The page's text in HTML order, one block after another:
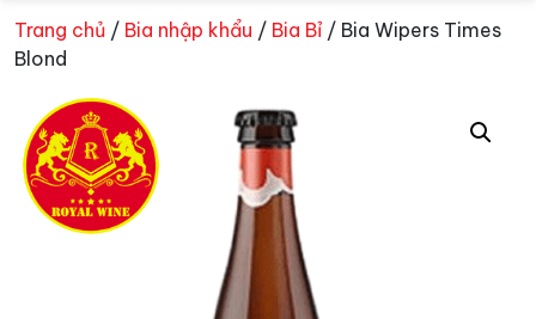
Trang chủ / Bia nhập khẩu / Bia Bỉ / Bia Wipers Times
Blond